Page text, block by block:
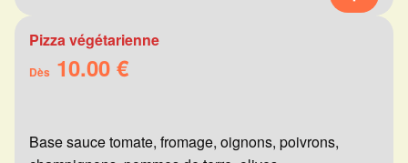
Pizza végétarienne
Dès 10.00 €
Base sauce tomate, fromage, oignons, poivrons,